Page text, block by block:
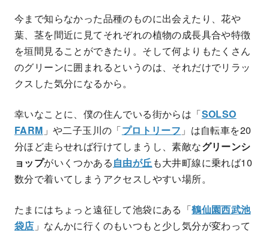
今まで知らなかった品種のものに出会えたり、花や
葉、茎を間近に見てそれぞれの植物の成長具合や特徴
を垣間見ることができたり。そして何よりもたくさん
のグリーンに囲まれるというのは、それだけでリラッ
クスした気分になるから。
幸いなことに、僕の住んでいる街からは「SOLSO
FARM 」や二子玉川の「プロトリーフ 」は自転車を20
分ほど走らせれば行けてしまうし、素敵なグリーンシ
ョップがいくつかある自由が丘も大井町線に乗れば10
数分で着いてしまうアクセスしやすい場所。
たまにはちょっと遠征して池袋にある「鶴仙園西武池
袋店 」なんかに行くのもいつもと少し気分が変わって